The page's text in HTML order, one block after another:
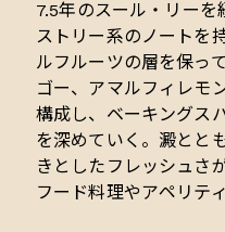
7.5年のスール・リーを
ストリー系のノートを
ルフルーツの層を保っ
ゴー、アマルフィレモ
構成し、ベーキングス
を深めていく。澱とと
きとしたフレッシュさ
フード料理やアペリテ